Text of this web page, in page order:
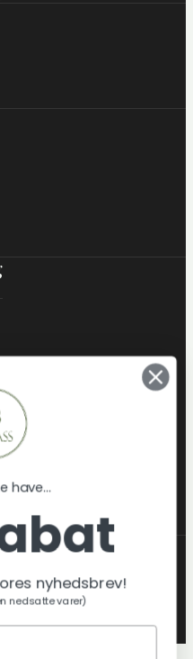
& certificeringer
have...
nyhedsbrev!
nedsatte varer)